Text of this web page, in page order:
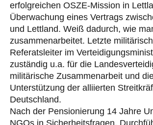
erfolgreichen OSZE-Mission in
Überwachung eines Vertrags
und Lettland. Weiß dadurch, wie
zusammenarbeitet. Letzte
Referatsleiter im
zuständig u.a. für die
militärische Zusammenarbeit und
Unterstützung der alliierten
Deutschland.
Nach der Pensionierung 14 Jahre